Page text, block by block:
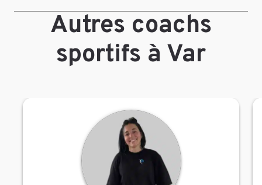
Autres coachs
sportifs à Var